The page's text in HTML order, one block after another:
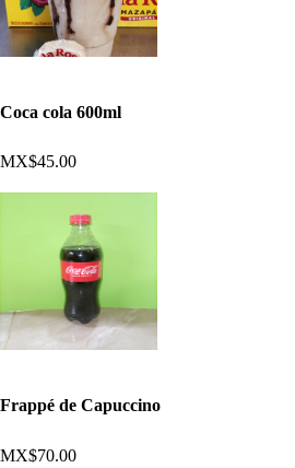
Coca cola 600ml
MX$45.00
Frappé de Capuccino
MX$70.00